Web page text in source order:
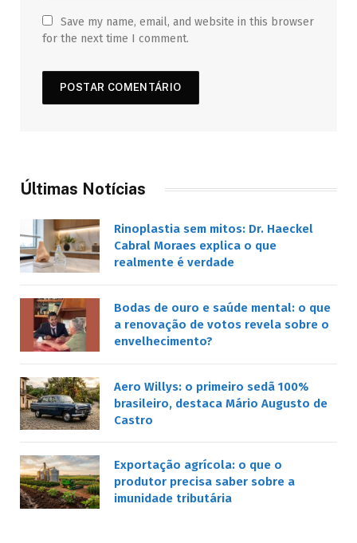
Save my name, email, and website in this browser
for the next time I comment.
Últimas Notícias
Rinoplastia sem mitos: Dr. Haeckel
Cabral Moraes explica o que
realmente é verdade
Bodas de ouro e saúde mental: o que
a renovação de votos revela sobre o
envelhecimento?
Aero Willys: o primeiro sedã 100%
brasileiro, destaca Mário Augusto de
Castro
Exportação agrícola: o que o
produtor precisa saber sobre a
imunidade tributária